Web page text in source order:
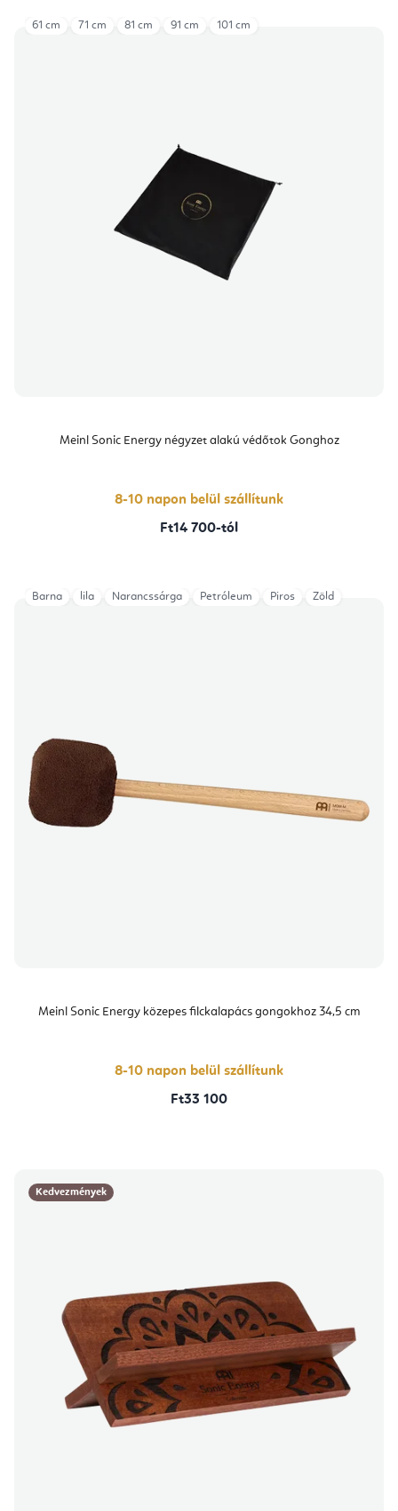
Meinl Sonic Energy négyzet alakú védőtok Gonghoz
8-10 napon belül szállítunk
Ft14 700-tól
61 cm 71 cm 81 cm 91 cm 101 cm
Meinl Sonic Energy közepes filckalapács gongokhoz 34,5 cm
8-10 napon belül szállítunk
Ft33 100
Barna lila Narancssárga Petróleum Piros Zöld
Kedvezmények